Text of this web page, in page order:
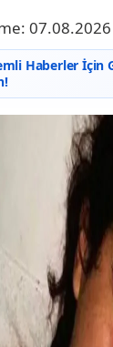
Haberler İçin